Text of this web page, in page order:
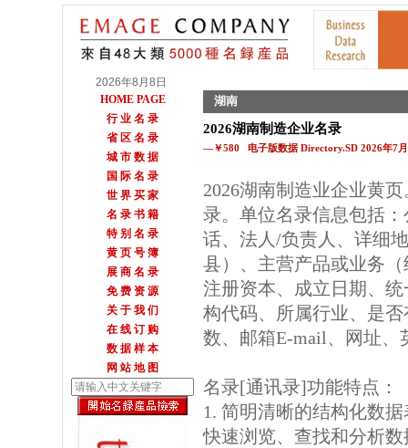
2026年8月8日
HOME PAGE
行 业 名 录
省 区 名 录
城 市 数 据
国 际 名 录
世 界 买 家
名 录 书 籍
特 别 名 录
黄 页 号 簿
展 商 名 录
免 费 资 源
关 于 我 们
在 线 订 购
数 据 样 本
网 站 地 图
湖南
2026湖南制造企业名录
—￥580 电子版数据 Directory.SD 2026年7
2026湖南制造业企业黄
录。单位名录信息包括
话、法人/负责人、详细
县）、主营产品或业务
注册资本、成立日期、
构代码、所属行业、是
数、邮箱E-mail、网址、
名录[通讯录]功能特点：
1. 简明清晰的结构化数
快速浏览、查找和分析数